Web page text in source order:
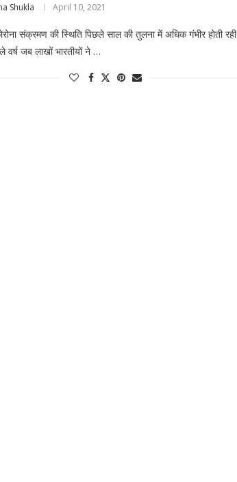
Shukla April 10, 2021
संक्रमण की स्थिति पिछले साल की तुलना में अधिक गंभीर होती रही
वर्ष जब लाखों भारतीयों ने …